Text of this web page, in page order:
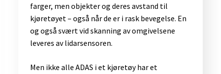
farger, men objekter og deres avstand til
kjøretøyet – også når de er i rask bevegelse. En
og også svært vid skanning av omgivelsene
leveres av lidarsensoren.
​​Men ikke alle ADAS i et kjøretøy har et